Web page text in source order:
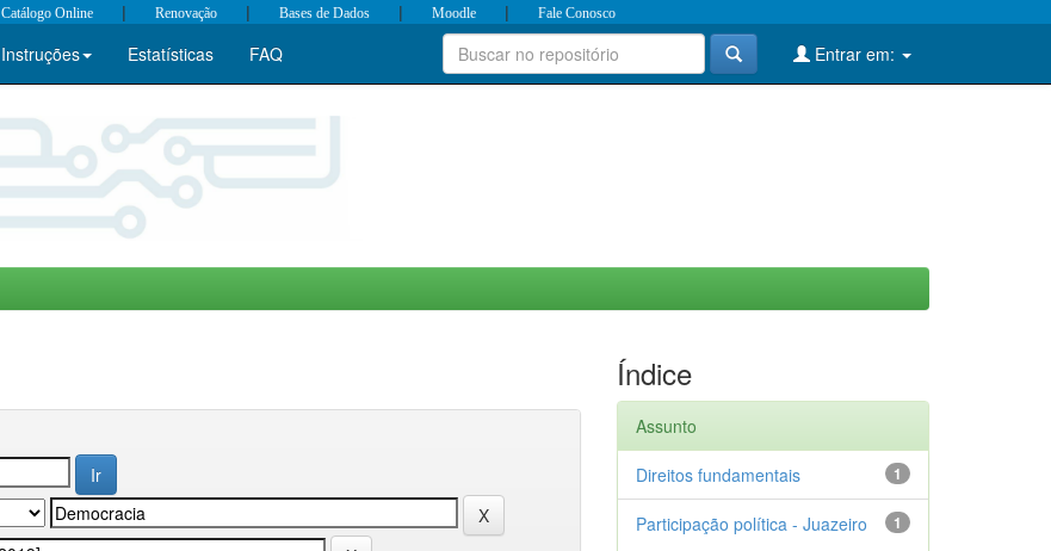
Catálogo Online | Renovação | Bases de Dados | Moodle | Fale Conosco
Instruções Estatísticas FAQ Entrar em:
Índice
Assunto
1
Direitos fundamentais
1
Participação política - Juazeiro